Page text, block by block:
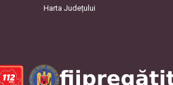
Harta Județului